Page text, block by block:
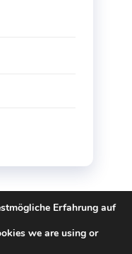
|Theme:Popularis
Erfahrung auf
we are using or